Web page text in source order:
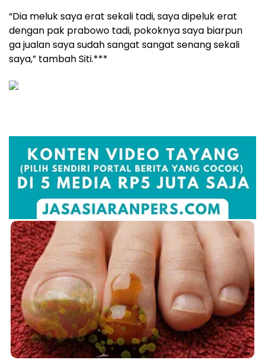
“Dia meluk saya erat sekali tadi, saya dipeluk erat
dengan pak prabowo tadi, pokoknya saya biarpun
ga jualan saya sudah sangat sangat senang sekali
saya,” tambah Siti.***